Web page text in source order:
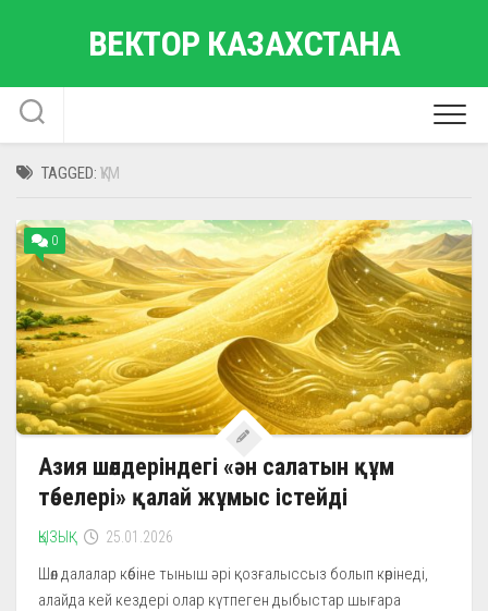
ВЕКТОР КАЗАХСТАНА
TAGGED: ҚҰМ
0
Азия шөлдеріндегі «ән салатын құм
төбелері» қалай жұмыс істейді
ҚЫЗЫҚ 25.01.2026
Шөл далалар көбіне тыныш әрі қозғалыссыз болып көрінеді,
алайда кей кездері олар күтпеген дыбыстар шығара